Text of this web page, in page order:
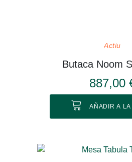
Actiu
Butaca Noom
887,00
AÑADIR A LA